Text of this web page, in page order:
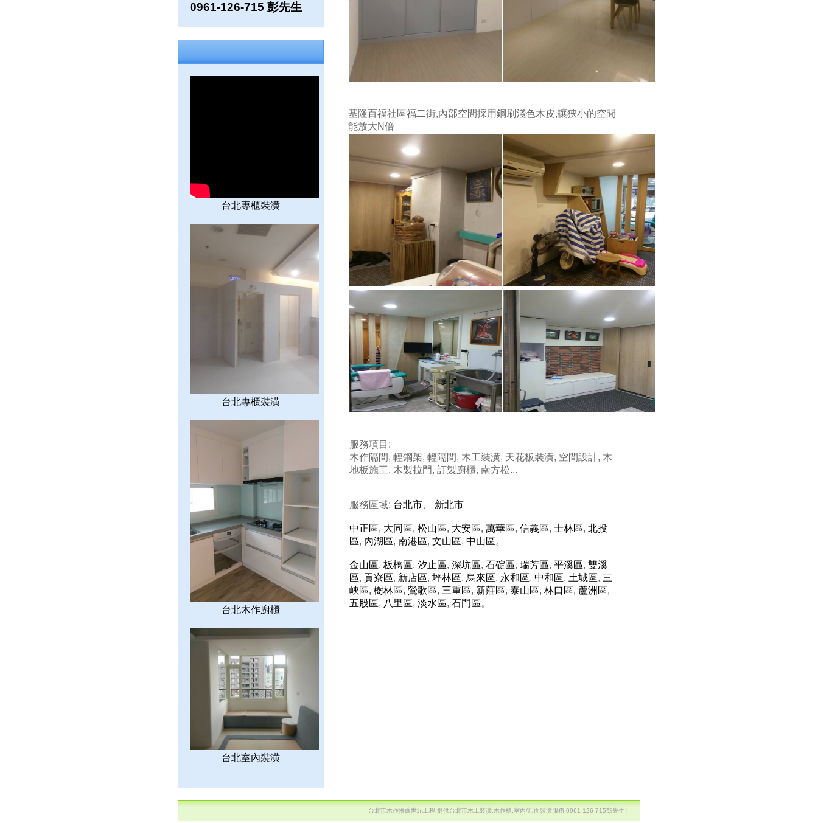
0961-126-715 彭先生
台北專櫃裝潢
台北專櫃裝潢
台北木作廚櫃
台北室內裝潢
基隆百福社區福二街,內部空間採用鋼刷淺色木皮,讓狹小的空間
能放大N倍
服務項目:
木作隔間, 輕鋼架, 輕隔間, 木工裝潢, 天花板裝潢, 空間設計, 木
地板施工, 木製拉門, 訂製廚櫃, 南方松...
服務區域: 台北市 新北市
中正區, 大同區, 松山區, 大安區, 萬華區, 信義區, 士林區, 北投
區, 內湖區, 南港區, 文山區, 中山區。
金山區, 板橋區, 汐止區, 深坑區, 石碇區, 瑞芳區, 平溪區, 雙溪
區, 貢寮區, 新店區, 坪林區, 烏來區, 永和區, 中和區, 土城區, 三
峽區, 樹林區, 鶯歌區, 三重區, 新莊區, 泰山區, 林口區, 蘆洲區,
五股區, 八里區, 淡水區, 石門區。
台北市木作推薦世紀工程,提供台北市木工裝潢,木作櫃,室內/店面裝潢服務 0961-126-715彭先生 |